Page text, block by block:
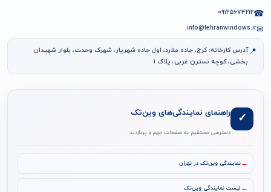
☎۰۹۱۲۵۶۷۴۲۱۲
✉
info@tehranwindows.ir
📍آدرس کارخانه: کرج، جاده ملارد، اول جاده شهریار، شهرک وحدت، بلوار شهیدان
بخشی، کوچه نسترن غربی، پلاک ۱
✓ راهنمای نمایندگی‌های وین‌تک
دسترسی مستقیم به صفحات مهم و پربازدید
←نمایندگی وین‌تک در تهران
← لیست نمایندگی وین‌تک